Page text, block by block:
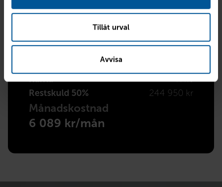
Tillåt urval
Avvisa
Sammanfattning
Ränta
7.4%
Restskuld 50%
244 950 kr
Månadskostnad
6 089 kr/mån